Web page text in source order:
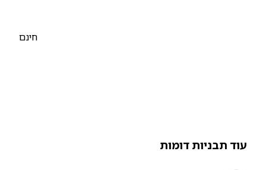
תבניות דומות